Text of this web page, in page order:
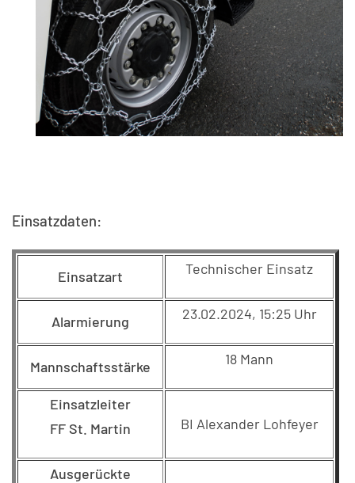
Einsatzdaten:
Einsatzart Technischer Einsatz
Alarmierung 23.02.2024, 15:25 Uhr
Mannschaftsstärke 18 Mann
Einsatzleiter
FF St. Martin
BI Alexander Lohfeyer
Ausgerückte